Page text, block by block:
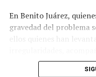
Para algunos fue una
broma.
nuestra sociedad como
En Benito Juárez,
gravedad del problema
ellos quienes han
organizado protestas y
investiguen. Mientras